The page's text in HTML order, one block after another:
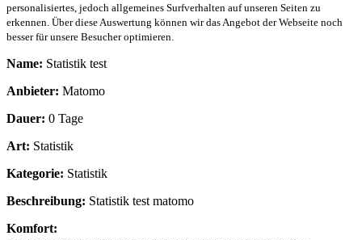
personalisiertes, jedoch allgemeines Surfverhalten auf unseren Seiten zu
erkennen. Über diese Auswertung können wir das Angebot der Webseite noch
besser für unsere Besucher optimieren.
Name: Statistik test
Anbieter: Matomo
Dauer: 0 Tage
Art: Statistik
Kategorie: Statistik
Beschreibung: Statistik test matomo
Komfort: